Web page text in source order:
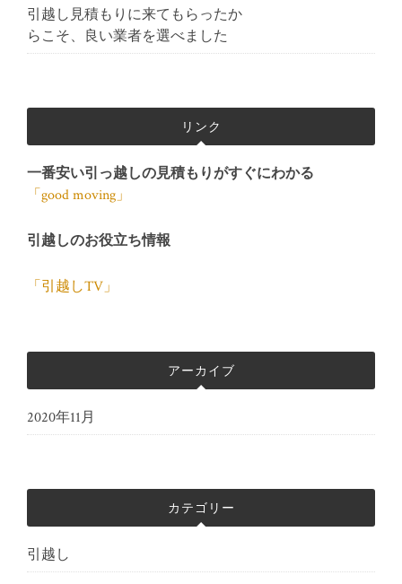
引越し見積もりに来てもらったか
らこそ、良い業者を選べました
リンク
一番安い引っ越しの見積もりがすぐにわかる
「good moving」
引越しのお役立ち情報
「引越しTV」
アーカイブ
2020年11月
カテゴリー
引越し